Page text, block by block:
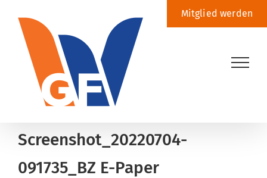
Inhalt
springen
Mitglied werden
Screenshot_20220704-
091735_BZ E-Paper